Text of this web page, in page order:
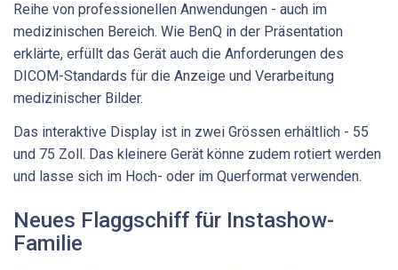
Reihe von professionellen Anwendungen - auch im
medizinischen Bereich. Wie BenQ in der Präsentation
erklärte, erfüllt das Gerät auch die Anforderungen des
DICOM-Standards für die Anzeige und Verarbeitung
medizinischer Bilder.
Das interaktive Display ist in zwei Grössen erhältlich - 55
und 75 Zoll. Das kleinere Gerät könne zudem rotiert werden
und lasse sich im Hoch- oder im Querformat verwenden.
Neues Flaggschiff für Instashow-
Familie